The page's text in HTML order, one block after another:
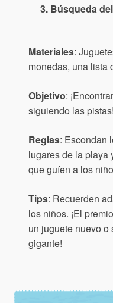
3. Búsqueda
Materiales:
monedas, una lista
Objetivo:
siguiendo las pistas!
Reglas: Escondan
lugares de la playa
que guíen a los
Tips: Recuerden
los niños. ¡El
un juguete nuevo o
gigante!